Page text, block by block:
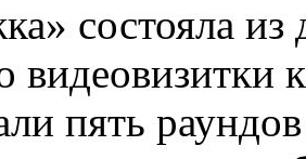
состояла
видеовизитки
пять